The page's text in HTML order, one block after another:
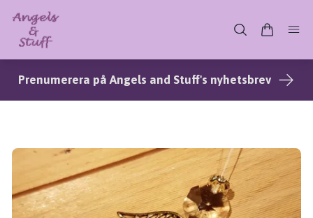
Prenumerera på Angels and Stuff's nyhetsbrev